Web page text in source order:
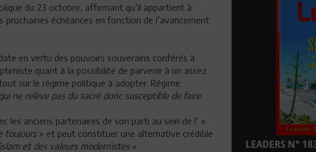
du 23 octobre, affirmant qu’il appartient à
échéances en fonction de l’avancement
en vertu des pouvoirs souverains conférés à
quant à la possibilité de parvenir à un assez
sur le régime politique à adopter. Régime
ne relève pas du sacré donc susceptible de faire
les anciens partenaires de son parti au sein de l’ «
toujours » et peut constituer une alternative crédible
et des valeurs modernistes». LEADERS N°